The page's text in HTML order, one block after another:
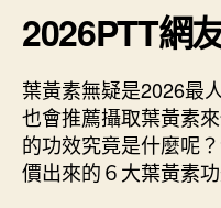
2026PTT網
葉黃素無疑是2026最
也會推薦攝取葉黃素
的功效究竟是什麼呢
價出來的６大葉黃素